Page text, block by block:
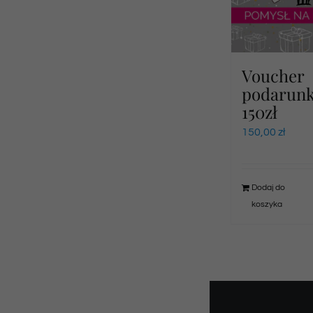
Voucher
150zł
150,00 zł
Dodaj do
koszyka